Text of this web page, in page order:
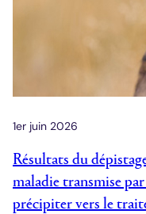
1er juin 2026
Résultats du
maladie transmise
précipiter vers le